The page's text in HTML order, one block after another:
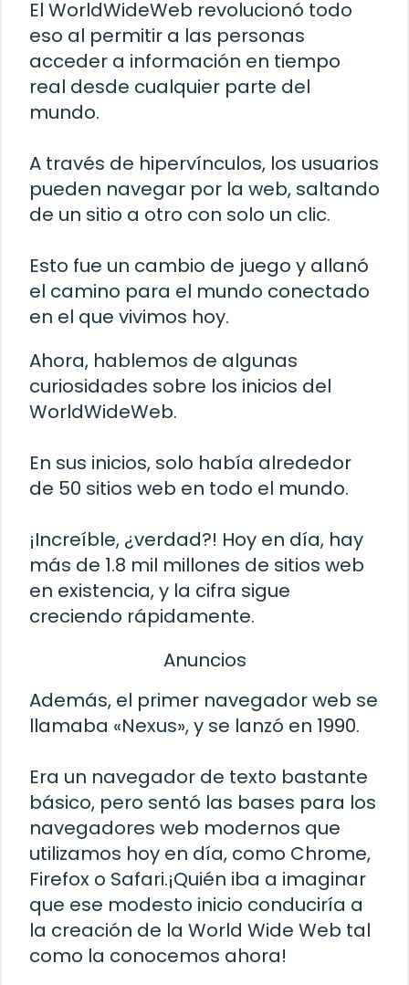
El WorldWideWeb revolucionó todo
eso al permitir a las personas
acceder a información en tiempo
real desde cualquier parte del
mundo.
A través de hipervínculos, los usuarios
pueden navegar por la web, saltando
de un sitio a otro con solo un clic.
Esto fue un cambio de juego y allanó
el camino para el mundo conectado
en el que vivimos hoy.
Ahora, hablemos de algunas
curiosidades sobre los inicios del
WorldWideWeb.
En sus inicios, solo había alrededor
de 50 sitios web en todo el mundo.
¡Increíble, ¿verdad?! Hoy en día, hay
más de 1.8 mil millones de sitios web
en existencia, y la cifra sigue
creciendo rápidamente.
Anuncios
Además, el primer navegador web se
llamaba «Nexus», y se lanzó en 1990.
Era un navegador de texto bastante
básico, pero sentó las bases para los
navegadores web modernos que
utilizamos hoy en día, como Chrome,
Firefox o Safari.¡Quién iba a imaginar
que ese modesto inicio conduciría a
la creación de la World Wide Web tal
como la conocemos ahora!